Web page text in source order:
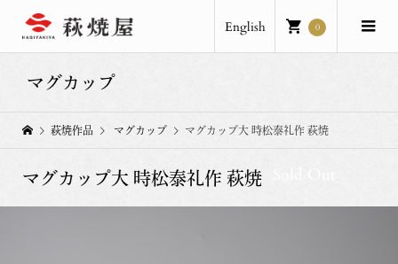
English 0
マグカップ
萩焼作品 マグカップ マグカップ大 時松泰礼作 萩焼
マグカップ大 時松泰礼作 萩焼